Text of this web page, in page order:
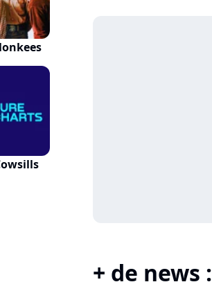
+ de news :